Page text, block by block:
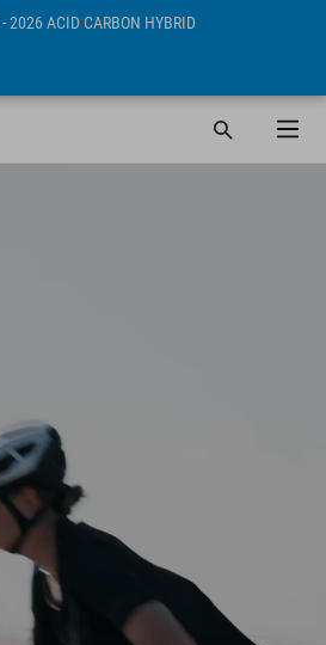
- 2026 ACID CARBON HYBRID